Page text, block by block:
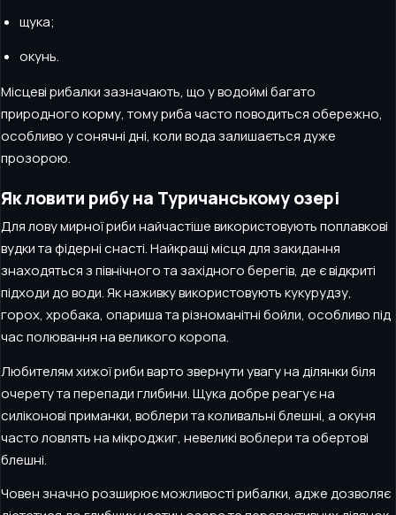
щука;
окунь.
Місцеві рибалки зазначають, що у водоймі багато
природного корму, тому риба часто поводиться обережно,
особливо у сонячні дні, коли вода залишається дуже
прозорою.
Як ловити рибу на Туричанському озері
Для лову мирної риби найчастіше використовують поплавкові
вудки та фідерні снасті. Найкращі місця для закидання
знаходяться з північного та західного берегів, де є відкриті
підходи до води. Як наживку використовують кукурудзу,
горох, хробака, опариша та різноманітні бойли, особливо під
час полювання на великого коропа.
Любителям хижої риби варто звернути увагу на ділянки біля
очерету та перепади глибини. Щука добре реагує на
силіконові приманки, воблери та коливальні блешні, а окуня
часто ловлять на мікроджиг, невеликі воблери та обертові
блешні.
Човен значно розширює можливості рибалки, адже дозволяє